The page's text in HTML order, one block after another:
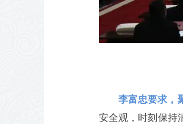
李富忠要求，
安全观，时刻保持